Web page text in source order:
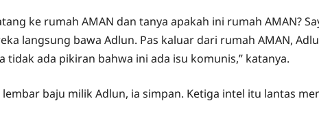
ke rumah AMAN dan tanya apakah ini rumah AMAN?
langsung bawa Adlun. Pas kaluar dari rumah AMAN,
tidak ada pikiran bahwa ini ada isu komunis,” katanya.
baju milik Adlun, ia simpan. Ketiga intel itu lantas